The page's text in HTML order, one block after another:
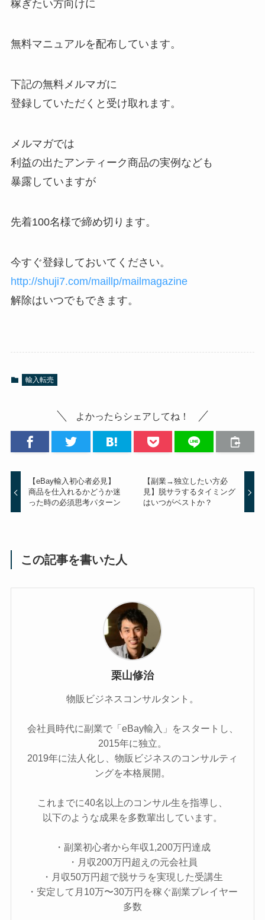
稼ぎたい方向けに
無料マニュアルを配布しています。
下記の無料メルマガに
登録していただくと受け取れます。
メルマガでは
利益の出たアンティーク商品の実例なども
暴露していますが
先着100名様で締め切ります。
今すぐ登録しておいてください。
http://shuji7.com/maillp/mailmagazine
解除はいつでもできます。
輸入転売
よかったらシェアしてね！
【eBay輸入初心者必見】
商品を仕入れるかどうか迷
った時の必須思考パターン
【副業→独立したい方必
見】脱サラするタイミング
はいつがベストか？
この記事を書いた人
栗山修治
物販ビジネスコンサルタント。
会社員時代に副業で「eBay輸入」をスタートし、
2015年に独立。
2019年に法人化し、物販ビジネスのコンサルティ
ングを本格展開。
これまでに40名以上のコンサル生を指導し、
以下のような成果を多数輩出しています。
・副業初心者から年収1,200万円達成
・月収200万円超えの元会社員
・月収50万円超で脱サラを実現した受講生
・安定して月10万〜30万円を稼ぐ副業プレイヤー
多数